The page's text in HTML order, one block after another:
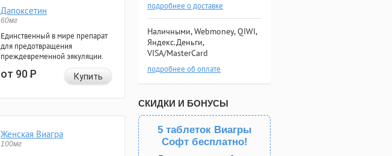
Дапоксетин
60мг
Единственный в мире препарат
для предотвращения
преждевременной эякуляции.
от 90Р Купить
Женская Виагра
100мг
подробнее о доставке
Наличными, Webmoney, QIWI,
Яндекс.Деньги,
VISA/MasterCard
подробнее об оплате
СКИДКИ И БОНУСЫ
5 таблеток Виагры
Софт бесплатно!